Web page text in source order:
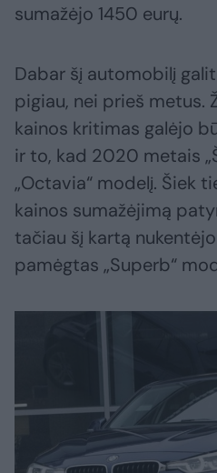
sumažėjo 1450 eurų.
Dabar šį automobilį
pigiau, nei prieš metus.
kainos kritimas galėjo
ir to, kad 2020 metais
„Octavia“ modelį. Šiek
kainos sumažėjimą
tačiau šį kartą
pamėgtas „Superb“